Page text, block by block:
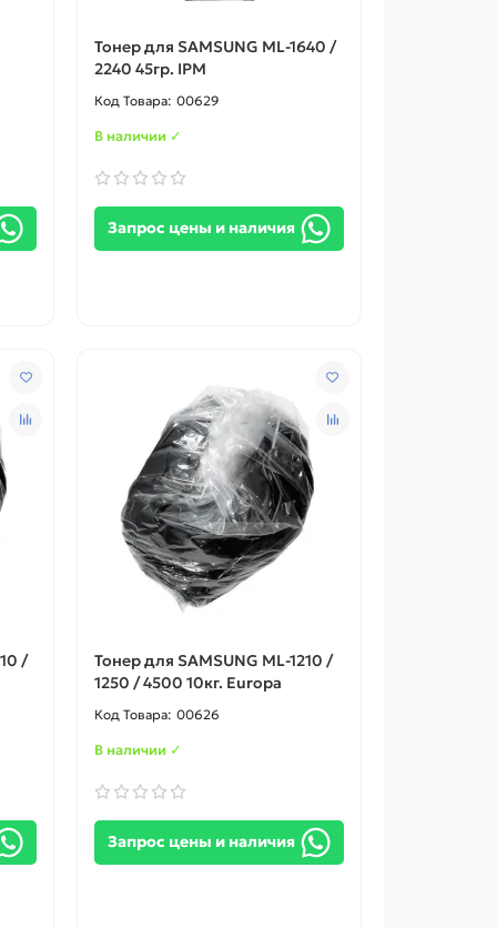
Тонер для SAMSUNG ML-1640 /
2240 45гр. IPM
00629
В наличии ✓
Запрос цены и наличия
/
Тонер для SAMSUNG ML-1210 /
1250 / 4500 10кг. Europa
00626
В наличии ✓
Запрос цены и наличия